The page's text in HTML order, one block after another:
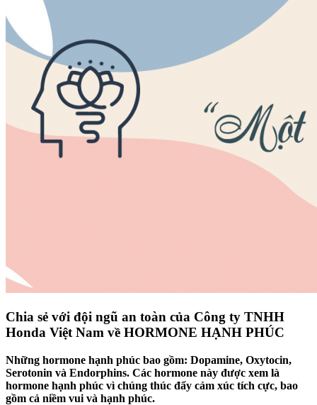
Chia sẻ với đội ngũ an toàn của Công ty TNHH
Honda Việt Nam về HORMONE HẠNH PHÚC
Những hormone hạnh phúc bao gồm: Dopamine, Oxytocin,
Serotonin và Endorphins. Các hormone này được xem là
hormone hạnh phúc vì chúng thúc đẩy cảm xúc tích cực, bao
gồm cả niềm vui và hạnh phúc.